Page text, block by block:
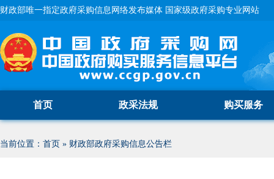
财政部唯一指定政府采购信息网络发布媒体 国家级政府采购专业网站
首页 政采法规 购买服务
当前位置： 首页 » 财政部政府采购信息公告栏